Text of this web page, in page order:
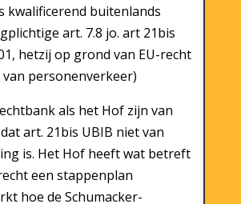
kwalificerend buitenlands
art. 7.8 jo. art 21bis
hetzij op grond van EU-recht
personenverkeer)
als het Hof zijn van
art. 21bis UBIB niet van
is. Het Hof heeft wat betreft
een stappenplan
hoe de Schumacker-